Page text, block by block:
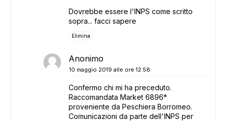
Dovrebbe essere l'INPS come scritto
sopra... facci sapere
Elimina
Anonimo
10 maggio 2019 alle ore 12:58
Confermo chi mi ha preceduto.
Raccomandata Market 6896*
proveniente da Peschiera Borromeo.
Comunicazioni da parte dell'INPS per